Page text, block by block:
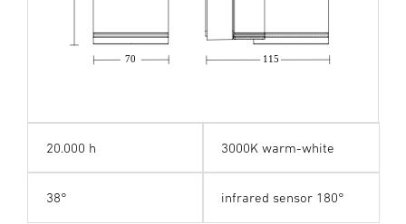
115
70
20.000 h 3000K warm-white
38° infrared sensor 180°